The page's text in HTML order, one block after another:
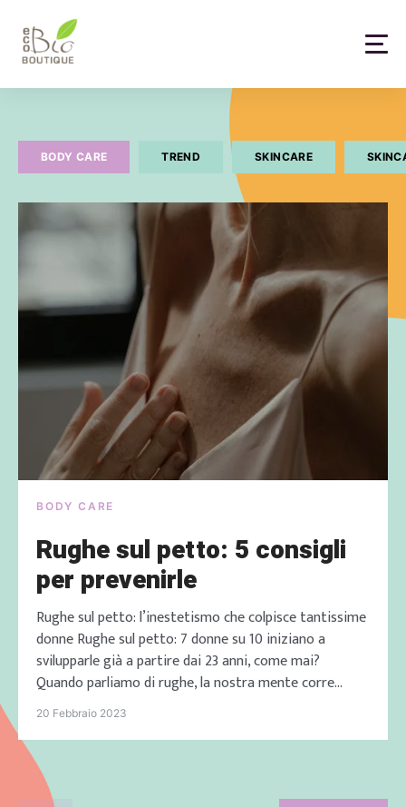
content
BODY CARE TREND SKINCARE
BODY CARE
Rughe sul petto: 5 consigli
per prevenirle
Rughe sul petto: l’inestetismo che colpisce tantissime
donne Rughe sul petto: 7 donne su 10 iniziano a
svilupparle già a partire dai 23 anni, come mai?
Quando parliamo di rughe, la nostra mente corre
inevitabilmente a quei segni che, col passare degli
contorno occhi o delle […]
20 Febbraio 2023